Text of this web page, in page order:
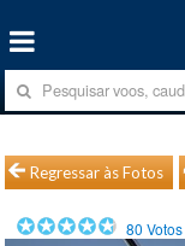
Regressar às Fotos
80